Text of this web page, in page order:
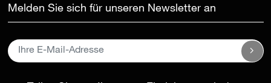
Melden Sie sich für unseren Newsletter an